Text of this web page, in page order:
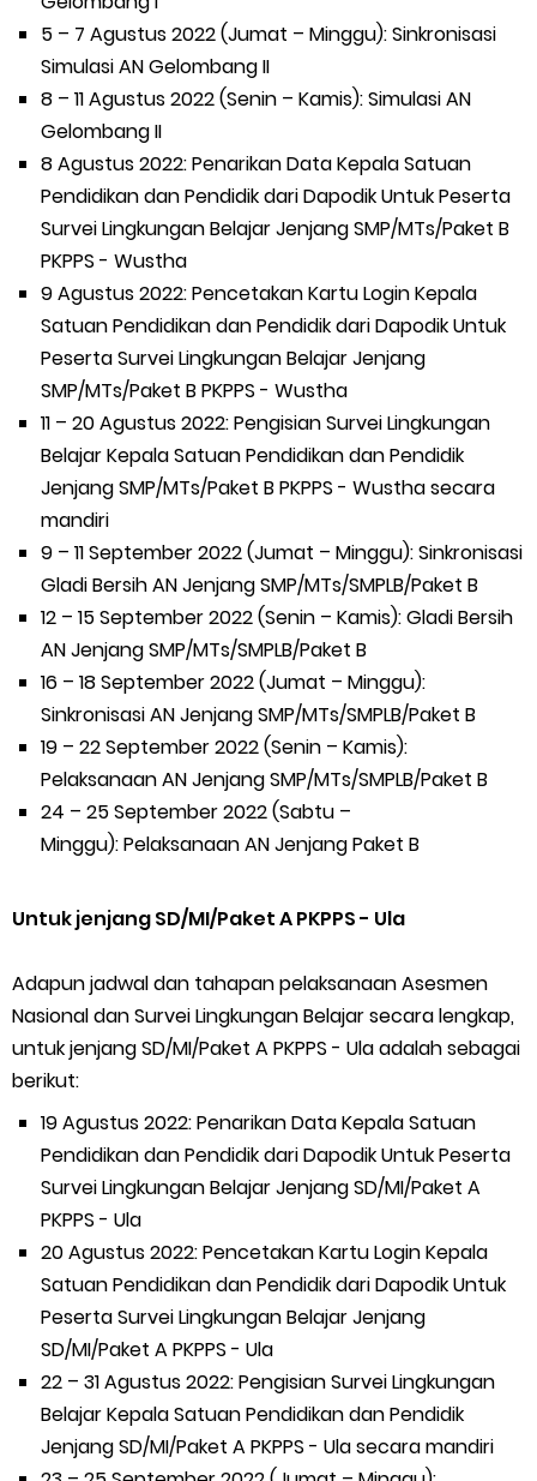
5 – 7 Agustus 2022 (Jumat – Minggu): Sinkronisasi
Simulasi AN Gelombang II
8 – 11 Agustus 2022 (Senin – Kamis): Simulasi AN
Gelombang II
8 Agustus 2022: Penarikan Data Kepala Satuan
Pendidikan dan Pendidik dari Dapodik Untuk Peserta
Survei Lingkungan Belajar Jenjang SMP/MTs/Paket B
PKPPS - Wustha
9 Agustus 2022: Pencetakan Kartu Login Kepala
Satuan Pendidikan dan Pendidik dari Dapodik Untuk
Peserta Survei Lingkungan Belajar Jenjang
SMP/MTs/Paket B PKPPS - Wustha
11 – 20 Agustus 2022: Pengisian Survei Lingkungan
Belajar Kepala Satuan Pendidikan dan Pendidik
Jenjang SMP/MTs/Paket B PKPPS - Wustha secara
mandiri
9 – 11 September 2022 (Jumat – Minggu): Sinkronisasi
Gladi Bersih AN Jenjang SMP/MTs/SMPLB/Paket B
12 – 15 September 2022 (Senin – Kamis): Gladi Bersih
AN Jenjang SMP/MTs/SMPLB/Paket B
16 – 18 September 2022 (Jumat – Minggu):
Sinkronisasi AN Jenjang SMP/MTs/SMPLB/Paket B
19 – 22 September 2022 (Senin – Kamis):
Pelaksanaan AN Jenjang SMP/MTs/SMPLB/Paket B
24 – 25 September 2022 (Sabtu –
Minggu): Pelaksanaan AN Jenjang Paket B
Untuk jenjang SD/MI/Paket A PKPPS - Ula
Adapun jadwal dan tahapan pelaksanaan Asesmen
Nasional dan Survei Lingkungan Belajar secara lengkap,
untuk jenjang SD/MI/Paket A PKPPS - Ula adalah sebagai
berikut:
19 Agustus 2022: Penarikan Data Kepala Satuan
Pendidikan dan Pendidik dari Dapodik Untuk Peserta
Survei Lingkungan Belajar Jenjang SD/MI/Paket A
PKPPS - Ula
20 Agustus 2022: Pencetakan Kartu Login Kepala
Satuan Pendidikan dan Pendidik dari Dapodik Untuk
Peserta Survei Lingkungan Belajar Jenjang
SD/MI/Paket A PKPPS - Ula
22 – 31 Agustus 2022: Pengisian Survei Lingkungan
Belajar Kepala Satuan Pendidikan dan Pendidik
Jenjang SD/MI/Paket A PKPPS - Ula secara mandiri